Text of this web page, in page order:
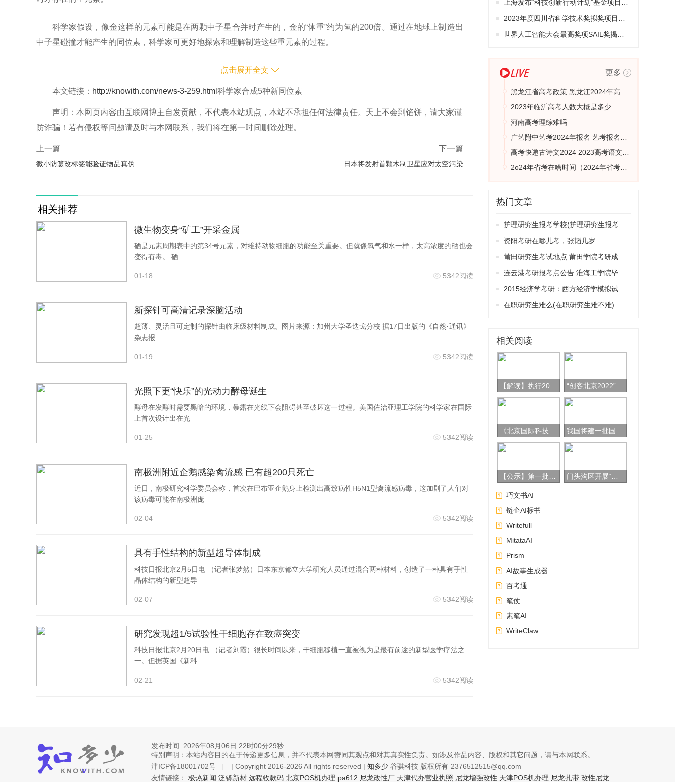
科学家假设，像金这样的元素可能是在两颗中子星合并时产生的，金的“体重”约为氢的200倍。通过在地球上制造出
中子星碰撞才能产生的同位素，科学家可更好地探索和理解制造这些重元素的过程。
点击展开全文
本文链接： http://knowith.com/news-3-259.html 科学家合成5种新同位素
声明：本网页内容由互联网博主自发贡献，不代表本站观点，本站不承担任何法律责任。天上不会到馅饼，请大家谨
防诈骗！若有侵权等问题请及时与本网联系，我们将在第一时间删除处理。
上一篇
微小防篡改标签能验证物品真伪
下一篇
日本将发射首颗木制卫星应对太空污染
相关推荐
微生物变身“矿工”开采金属
硒是元素周期表中的第34号元素，对维持动物细胞的功能至关重要。但就像氧气和水一样，太高浓度的硒也会
变得有毒。 硒
01-18 5342阅读
新探针可高清记录深脑活动
超薄、灵活且可定制的探针由临床级材料制成。图片来源：加州大学圣迭戈分校 据17日出版的《自然·通讯》
杂志报
01-19 5342阅读
光照下更“快乐”的光动力酵母诞生
酵母在发酵时需要黑暗的环境，暴露在光线下会阻碍甚至破坏这一过程。美国佐治亚理工学院的科学家在国际
上首次设计出在光
01-25 5342阅读
南极洲附近企鹅感染禽流感 已有超200只死亡
近日，南极研究科学委员会称，首次在巴布亚企鹅身上检测出高致病性H5N1型禽流感病毒，这加剧了人们对
该病毒可能在南极洲庞
02-04 5342阅读
具有手性结构的新型超导体制成
科技日报北京2月5日电 （记者张梦然）日本东京都立大学研究人员通过混合两种材料，创造了一种具有手性
晶体结构的新型超导
02-07 5342阅读
研究发现超1/5试验性干细胞存在致癌突变
科技日报北京2月20日电 （记者刘霞）很长时间以来，干细胞移植一直被视为是最有前途的新型医学疗法之
一。但据英国《新科
02-21 5342阅读
更多
2023年临沂高考人数大概是多少
河南高考理综难吗
热门文章
资阳考研在哪儿考，张韬几岁
在职研究生难么(在职研究生难不难)
相关阅读
巧文书AI
链企AI标书
Writefull
MitataAI
Prism
AI故事生成器
百考通
笔仗
素笔AI
WriteClaw
发布时间: 2026年08月06日 22时00分29秒
特别声明：本站内容目的在于传递更多信息，并不代表本网赞同其观点和对其真实性负责。如涉及作品内容、版权和其它问题，请与本网联系。
津ICP备18001702号
| Copyright 2016-2026 All rights reserved | 知多少 谷骐科技 版权所有 2376512515@qq.com
友情链接： 极热新闻 泛铄新材 远程收款码 北京POS机办理 pa612 尼龙改性厂 天津代办营业执照 尼龙增强改性 天津POS机办理 尼龙扎带 改性尼龙